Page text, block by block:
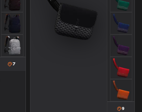
7
9